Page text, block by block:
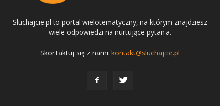
Sluchajcie.pl to portal wielotematyczny, na którym znajdziesz
wiele odpowiedzi na nurtujące pytania.
Skontaktuj się z nami: kontakt@sluchajcie.pl